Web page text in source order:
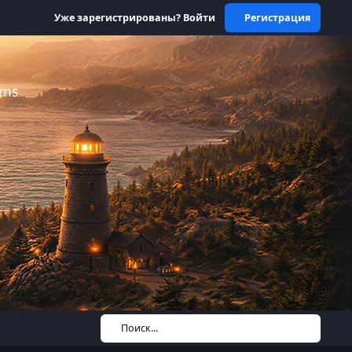
Уже зарегистрированы? Войти Регистрация
Поиск...